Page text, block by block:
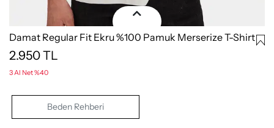
Damat Regular Fit Ekru %100 Pamuk Merserize T-Shirt
2.950TL
3 Al Net %40
Beden Rehberi